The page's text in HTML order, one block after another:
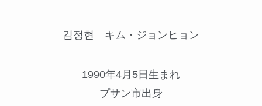
김정현 キム・ジョンヒョン
1990年4月5日生まれ
プサン市出身